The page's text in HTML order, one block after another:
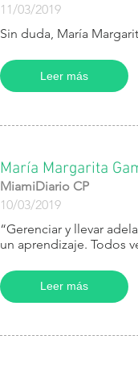
11/03/2019
Sin duda, María
Leer más
María Margarita
MiamiDiario CP
10/03/2019
​“Gerenciar y llevar
un aprendizaje. Todos
Leer más